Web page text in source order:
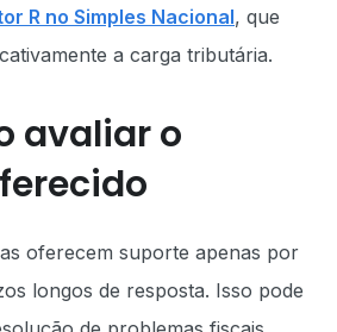
R no Simples Nacional, que
a carga tributária.
avaliar o
oferecem suporte apenas por
longos de resposta. Isso pode